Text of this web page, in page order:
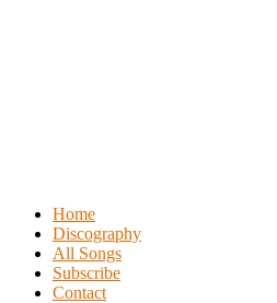
Home
Discography
All Songs
Subscribe
Contact